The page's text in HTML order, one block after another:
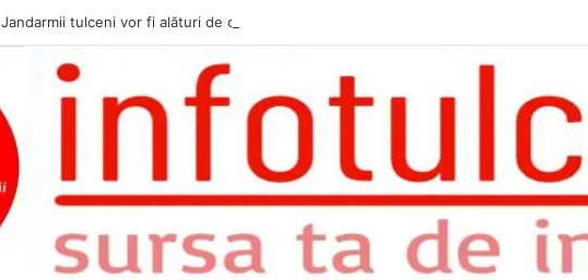
Jandarmii tulceni vor fi alături de cetățenii care vor lua parte la Festivalul Folk Țestos